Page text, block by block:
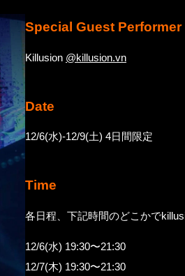
Special Guest Performer
Killusion @killusion.vn
Date
12/6(水)-12/9(土) 4日間限定
Time
各日程、下記時間のどこかで
12/6(水) 19:30〜21:30
12/7(木) 19:30〜21:30